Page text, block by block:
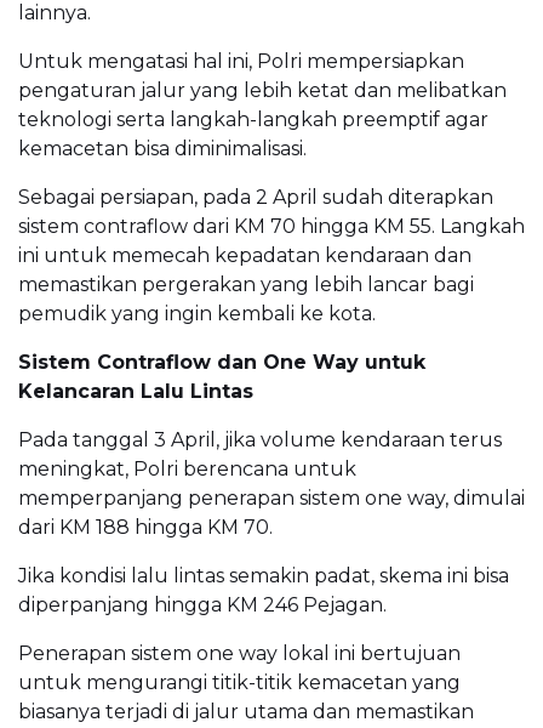
lainnya.
Untuk mengatasi hal ini, Polri mempersiapkan
pengaturan jalur yang lebih ketat dan melibatkan
teknologi serta langkah-langkah preemptif agar
kemacetan bisa diminimalisasi.
Sebagai persiapan, pada 2 April sudah diterapkan
sistem contraflow dari KM 70 hingga KM 55. Langkah
ini untuk memecah kepadatan kendaraan dan
memastikan pergerakan yang lebih lancar bagi
pemudik yang ingin kembali ke kota.
Sistem Contraflow dan One Way untuk
Kelancaran Lalu Lintas
Pada tanggal 3 April, jika volume kendaraan terus
meningkat, Polri berencana untuk
memperpanjang penerapan sistem one way, dimulai
dari KM 188 hingga KM 70.
Jika kondisi lalu lintas semakin padat, skema ini bisa
diperpanjang hingga KM 246 Pejagan.
Penerapan sistem one way lokal ini bertujuan
untuk mengurangi titik-titik kemacetan yang
biasanya terjadi di jalur utama dan memastikan